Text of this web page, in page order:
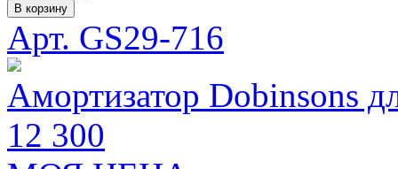
В корзину
Арт. GS29-716
Амортизатор Dobinsons
12 300